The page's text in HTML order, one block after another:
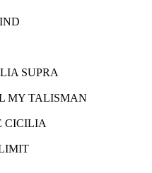
SUPRA
MY TALISMAN
CICILIA